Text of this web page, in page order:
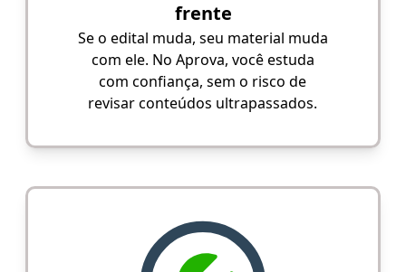
frente
Se o edital muda, seu material muda
com ele. No Aprova, você estuda
com confiança, sem o risco de
revisar conteúdos ultrapassados.